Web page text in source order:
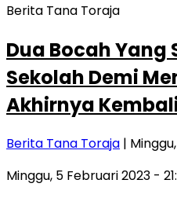
Berita Tana Toraja
Dua Bocah Yang
Sekolah Demi
Akhirnya
Berita Tana Toraja |
Minggu, 5 Februari 2023 -